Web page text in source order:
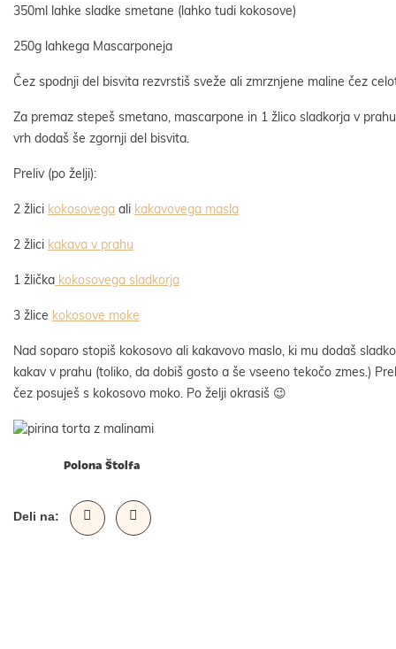
350ml lahke sladke smetane (lahko tudi kokosove)
250g lahkega Mascarponeja
Čez spodnji del bisvita rezvrstiš sveže ali zmrznjene maline čez
Za premaz stepeš smetano, mascarpone in 1 žlico sladkorja v
vrh dodaš še zgornji del bisvita.
Preliv (po želji):
2 žlici kokosovega ali kakavovega masla
2 žlici kakava v prahu
1 žlička kokosovega sladkorja
3 žlice kokosove moke
Nad soparo stopiš kokosovo ali kakavovo maslo, ki mu dodaš
kakav v prahu (toliko, da dobiš gosto a še vseeno tekočo zmes.)
čez posuješ s kokosovo moko. Po želji okrasiš 😉
Polona Štolfa
Deli na: